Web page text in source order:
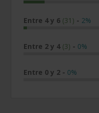
Entre 4 y 6 (31) - 2%
Entre 2 y 4 (3) - 0%
Entre 0 y 2 - 0%